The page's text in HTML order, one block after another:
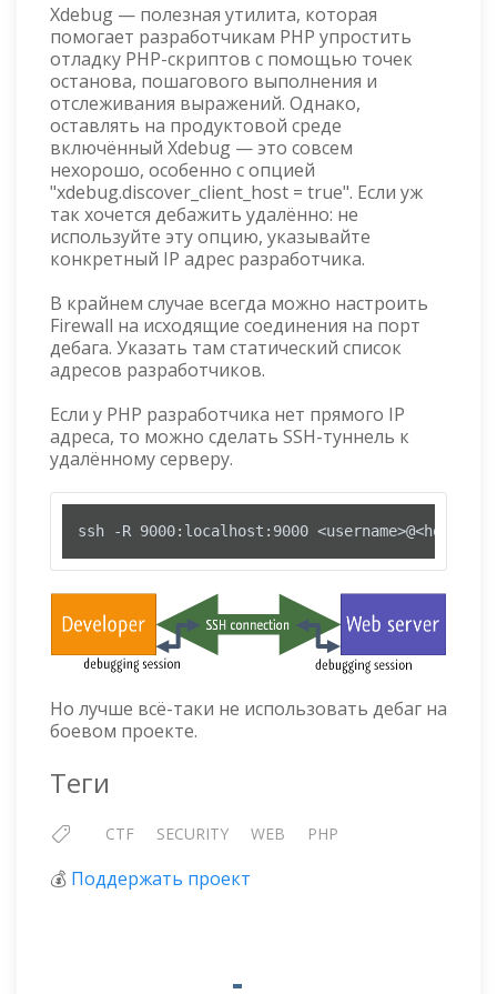
Xdebug — полезная утилита, которая
помогает разработчикам PHP упростить
отладку PHP-скриптов с помощью точек
останова, пошагового выполнения и
отслеживания выражений. Однако,
оставлять на продуктовой среде
включённый Xdebug — это совсем
нехорошо, особенно с опцией
"xdebug.discover_client_host = true". Если уж
так хочется дебажить удалённо: не
используйте эту опцию, указывайте
конкретный IP адрес разработчика.
В крайнем случае всегда можно настроить
Firewall на исходящие соединения на порт
дебага. Указать там статический список
адресов разработчиков.
Если у PHP разработчика нет прямого IP
адреса, то можно сделать SSH-туннель к
удалённому серверу.
ssh -R 9000:localhost:9000 <username>@<host> -
Но лучше всё-таки не использовать дебаг на
боевом проекте.
Теги
CTF SECURITY WEB PHP
💰 Поддержать проект